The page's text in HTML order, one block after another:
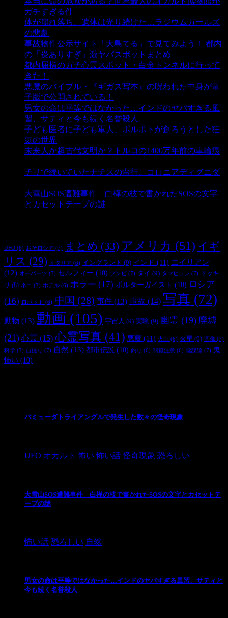
ガチすぎる件
体が崩れ落ち、遺体は光り続けた…ラジウムガールズ
の悲劇
事故物件公示サイト「大島てる」で見てみよう！ 都内
の「炎ありすぎ」激ヤバスポットまとめ
都内屈指のガチ心霊スポット・白金トンネルに行って
きた！
悪魔のバイブル・『ギガス写本』の呪われた中身が電
子版で公開されている！
男女の命は平等ではなかった…インドのヤバすぎる風
習、サティと今も続く名誉殺人
子ども医者に子ども軍人、ポルポトが創ろうとした狂
気の世界
未来人か超古代文明か？トルコの1400万年前の車輪痕
チリで続いていたナチスの蛮行、コロニアディグニダ
大雪山SOS遭難事件 白樺の枝で書かれたSOSの文字
とカセットテープの謎
UFO (6) おそロシア (7) まとめ (33) アメリカ (51) イギ
リス (29) イタリア (6) イングランド (9) インド (11) エイリアン
(12) オーパーツ (7) セルフィー (10) ゾンビ (7) タイ (9) タマヒュン (7)
ドッキ
リ (8) ネコ (7) ホテル (6) ホラー (17) ポルターガイスト (10) ロシア
(16)
ロボット (6) 中国 (28) 事件 (13) 事故 (14) 写真 (72)
動物 (13) 動画 (105) 宇宙人 (9) 実験 (9) 幽霊 (19) 廃墟
(21) 心霊 (15) 心霊写真 (41) 悪魔 (11) 火山 (6) 火星 (9) 画像 (7)
科学 (7) 自撮り (7) 自然 (13) 都市伝説 (10) 釣り (6) 閲覧注意 (6) 陰謀論 (7) 鬼
怖い (10)
バミューダトライアングルで発生した数々の怪奇現象
UFO オカルト 怖い 怖い話 怪奇現象 恐ろしい
大雪山SOS遭難事件 白樺の枝で書かれたSOSの文字とカセットテ
ープの謎
怖い話 恐ろしい 自然
男女の命は平等ではなかった…インドのヤバすぎる風習、サティと
今も続く名誉殺人